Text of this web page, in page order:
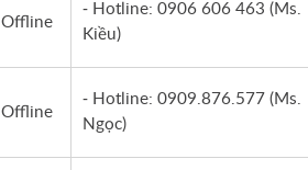
Offline
- Hotline: 0906 606 463 (Ms.
Kiều)
Offline
- Hotline: 0909.876.577 (Ms.
Ngọc)